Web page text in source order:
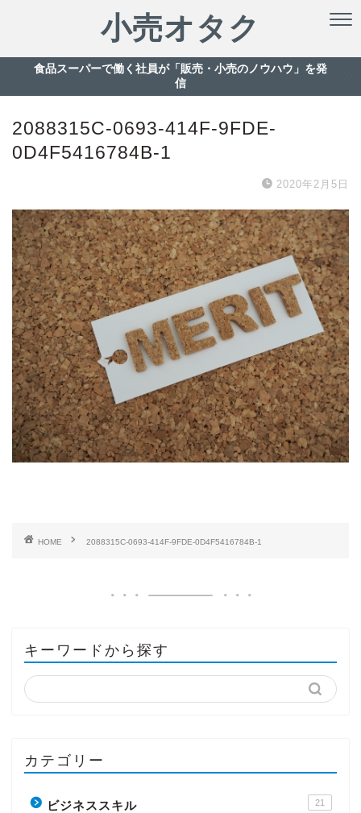
小売オタク
食品スーパーで働く社員が「販売・小売のノウハウ」を発
信
2088315C-0693-414F-9FDE-
0D4F5416784B-1
2020年2月5日
HOME 2088315C-0693-414F-9FDE-0D4F5416784B-1
キーワードから探す
カテゴリー
ビジネススキル 21